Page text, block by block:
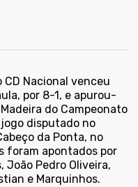
Nacional venceu
por 8-1, e apurou-
do Campeonato
disputado no
da Ponta, no
foram apontados por
João Pedro Oliveira,
e Marquinhos.